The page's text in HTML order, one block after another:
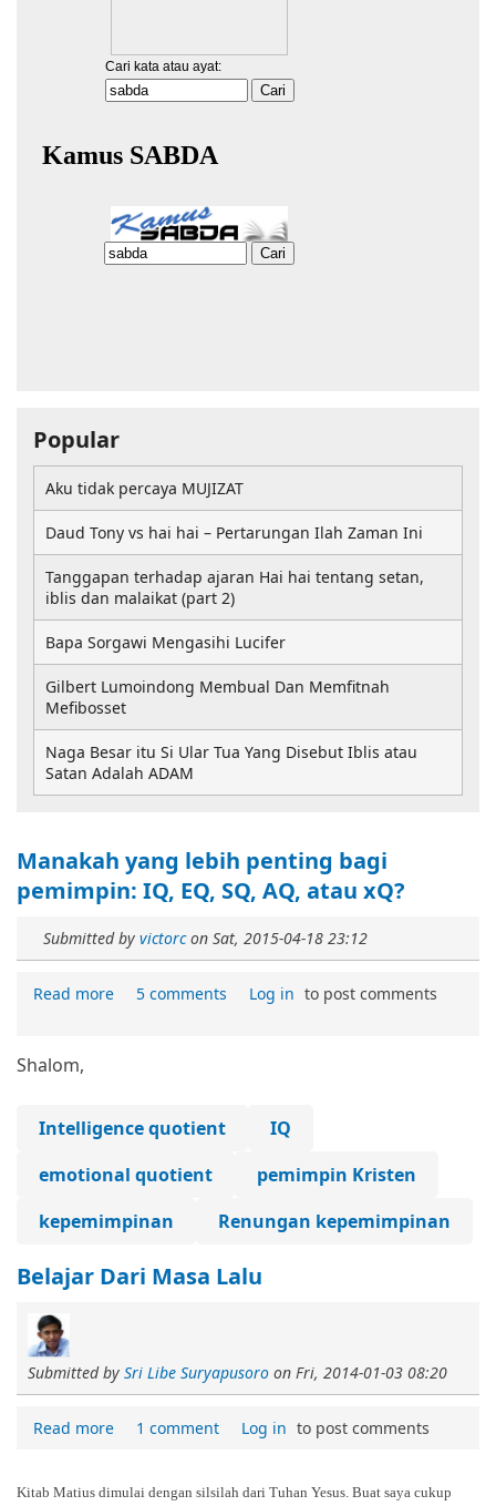
Manakah yang lebih penting bagi
pemimpin: IQ, EQ, SQ, AQ, atau xQ?
Submitted by victorcon Sat, 2015-04-18 23:12
Read more 5 comments Log in to post comments
Shalom,
Intelligence quotient
IQ
emotional quotient
pemimpin Kristen
kepemimpinan
Renungan kepemimpinan
Belajar Dari Masa Lalu
Submitted by Sri Libe Suryapusoro on Fri, 2014-01-03 08:20
Read more 1 comment Log in to post comments
Kitab Matius dimulai dengan silsilah dari Tuhan Yesus. Buat saya cukup
Popular
Aku tidak percaya MUJIZAT
Daud Tony vs hai hai – Pertarungan Ilah Zaman Ini
Tanggapan terhadap ajaran Hai hai tentang setan,
iblis dan malaikat (part 2)
Bapa Sorgawi Mengasihi Lucifer
Gilbert Lumoindong Membual Dan Memfitnah
Mefibosset
Naga Besar itu Si Ular Tua Yang Disebut Iblis atau
Satan Adalah ADAM